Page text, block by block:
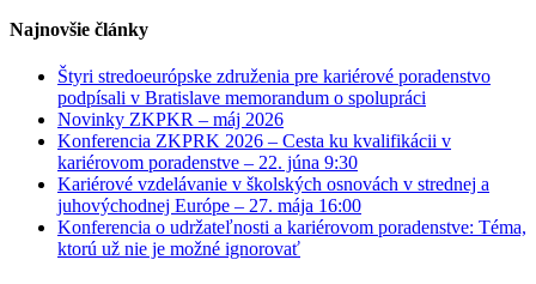
Najnovšie články
Štyri stredoeurópske združenia pre kariérové poradenstvo
podpísali v Bratislave memorandum o spolupráci
Novinky ZKPKR – máj 2026
Konferencia ZKPRK 2026 – Cesta ku kvalifikácii v
kariérovom poradenstve – 22. júna 9:30
Kariérové vzdelávanie v školských osnovách v strednej a
juhovýchodnej Európe – 27. mája 16:00
Konferencia o udržateľnosti a kariérovom poradenstve: Téma,
ktorú už nie je možné ignorovať